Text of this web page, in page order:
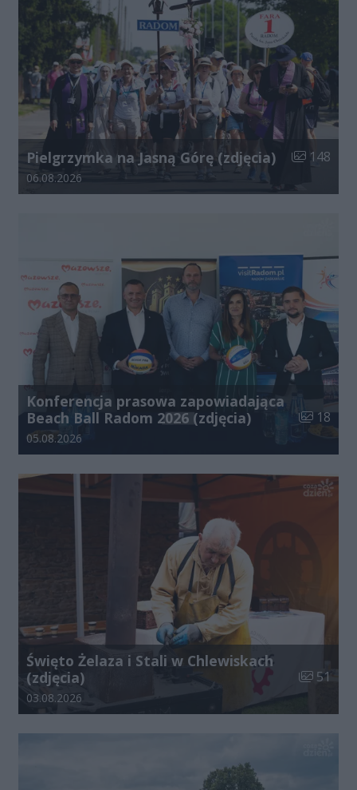
Pielgrzymka na Jasną Górę (zdjęcia) Liczba
148
Data dodania galerii:
06.08.2026
Konferencja prasowa zapowiadająca
Beach Ball Radom 2026 (zdjęcia)
Liczba
18
Data dodania galerii:
05.08.2026
Święto Żelaza i Stali w Chlewiskach
(zdjęcia)
Liczba
51
Data dodania galerii:
03.08.2026